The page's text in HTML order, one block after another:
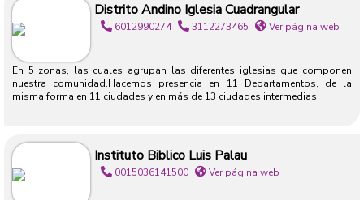
Distrito Andino Iglesia Cuadrangular
6012990274 3112273465 Ver página web
En 5 zonas, las cuales agrupan las diferentes iglesias que componen
nuestra comunidad.Hacemos presencia en 11 Departamentos, de la
misma forma en 11 ciudades y en más de 13 ciudades intermedias.
Instituto Biblico Luis Palau
0015036141500 Ver página web